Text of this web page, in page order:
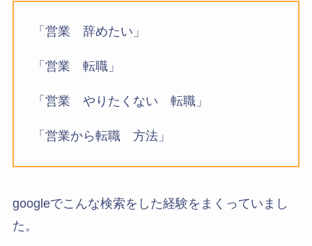
「営業 辞めたい」
「営業 転職」
「営業 やりたくない 転職」
「営業から転職 方法」
googleでこんな検索をした経験をまくっていまし
た。